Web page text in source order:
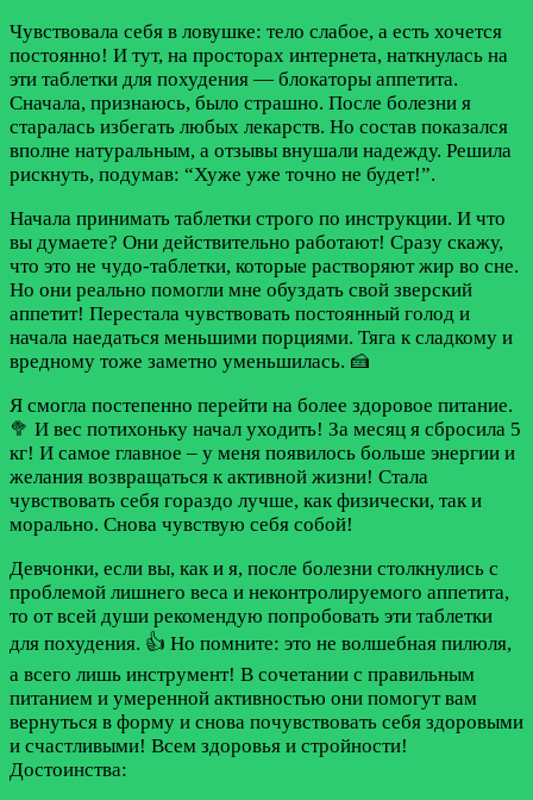
Чувствовала себя в ловушке: тело слабое, а есть хочется
постоянно! И тут, на просторах интернета, наткнулась на
эти таблетки для похудения — блокаторы аппетита.
Сначала, признаюсь, было страшно. После болезни я
старалась избегать любых лекарств. Но состав показался
вполне натуральным, а отзывы внушали надежду. Решила
рискнуть, подумав: “Хуже уже точно не будет!”.
Начала принимать таблетки строго по инструкции. И что
вы думаете? Они действительно работают! Сразу скажу,
что это не чудо-таблетки, которые растворяют жир во сне.
Но они реально помогли мне обуздать свой зверский
аппетит! Перестала чувствовать постоянный голод и
начала наедаться меньшими порциями. Тяга к сладкому и
вредному тоже заметно уменьшилась. 🍰
Я смогла постепенно перейти на более здоровое питание.
🥦 И вес потихоньку начал уходить! За месяц я сбросила 5
кг! И самое главное – у меня появилось больше энергии и
желания возвращаться к активной жизни! Стала
чувствовать себя гораздо лучше, как физически, так и
морально. Снова чувствую себя собой!
Девчонки, если вы, как и я, после болезни столкнулись с
проблемой лишнего веса и неконтролируемого аппетита,
то от всей души рекомендую попробовать эти таблетки
для похудения. 👍 Но помните: это не волшебная пилюля,
а всего лишь инструмент! В сочетании с правильным
питанием и умеренной активностью они помогут вам
вернуться в форму и снова почувствовать себя здоровыми
и счастливыми! Всем здоровья и стройности!
Достоинства: